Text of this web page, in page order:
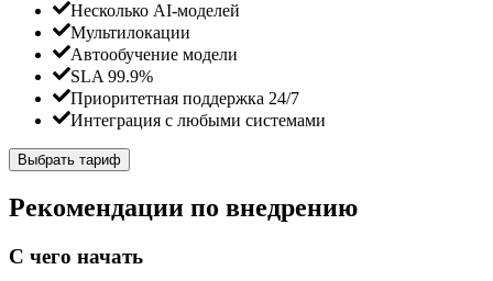
Несколько AI-моделей
Мультилокации
Автообучение модели
SLA 99.9%
Приоритетная поддержка 24/7
Интеграция с любыми системами
Выбрать тариф
Рекомендации по внедрению
С чего начать